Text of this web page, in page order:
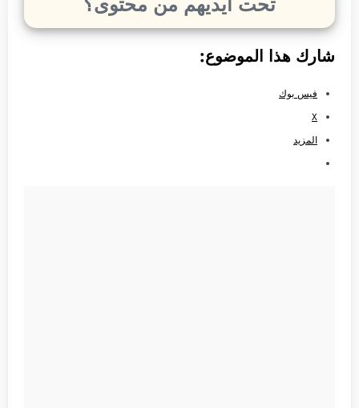
شارك هذا الموضوع:
فيس بوك
X
المزيد